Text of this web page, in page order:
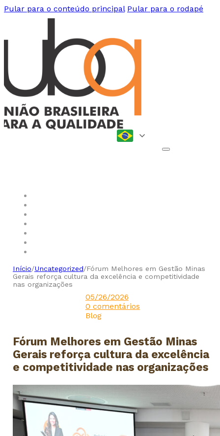
Pular para o conteúdo principal Pular para o rodapé
Início/Uncategorized/Fórum Melhores em Gestão Minas
Gerais reforça cultura da excelência e competitividade
nas organizações
05/26/2026
0 comentários
Blog
Fórum Melhores em Gestão Minas
Gerais reforça cultura da excelência
e competitividade nas organizações